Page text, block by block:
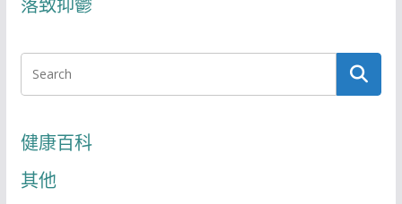
健康百科
其他